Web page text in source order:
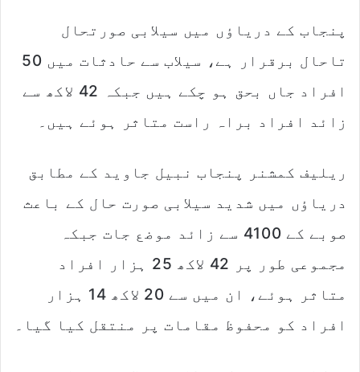
e
پنجاب کے دریاؤں میں سیلابی صورتحال
تاحال برقرار ہے، سیلاب سے حادثات میں 50
افراد جاں بحق ہو چکے ہیں جبکہ 42 لاکھ سے
زائد افراد براہ راست متاثر ہوئے ہیں۔
ریلیف کمشنر پنجاب نبیل جاوید کے مطابق
دریاؤں میں شدید سیلابی صورت حال کے باعث
صوبے کے 4100 سے زائد موضع جات جبکہ
مجموعی طور پر 42 لاکھ 25 ہزار افراد
متاثر ہوئے، ان میں سے 20 لاکھ 14 ہزار
افراد کو محفوظ مقامات پر منتقل کیا گیا۔